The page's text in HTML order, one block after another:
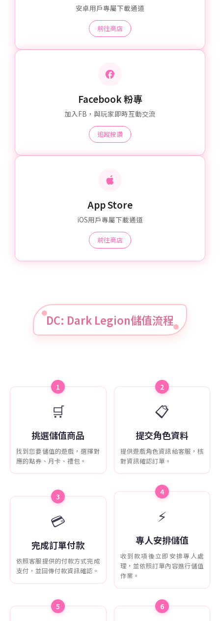
安卓用戶專屬下載通道
前往商店
Facebook 粉專
加入FB，與玩家即時互動交流
追蹤按讚
App Store
iOS用戶專屬下載通道
前往商店
DC: Dark Legion儲值流程
1
🛒
挑選儲值商品
找到您要儲值的遊戲，選擇對
應的點券、月卡、禮包。
2
📋
提交角色資料
提供遊戲角色資訊給客服，核
對資訊確認訂單。
3
💳
完成訂單付款
依照客服提供的付款方式完成
支付，並回傳付款資訊確認。
4
⚡
專人安排儲值
收到款項後立即安排專人處
理，並依照訂單內容進行儲值
作業。
5 6